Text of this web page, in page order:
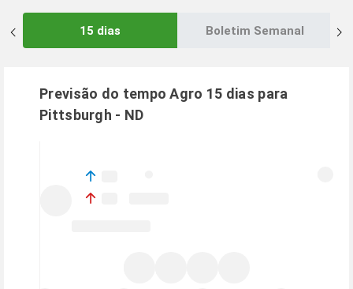
15 dias Boletim Semanal
Previsão do tempo Agro 15 dias para
Pittsburgh - ND